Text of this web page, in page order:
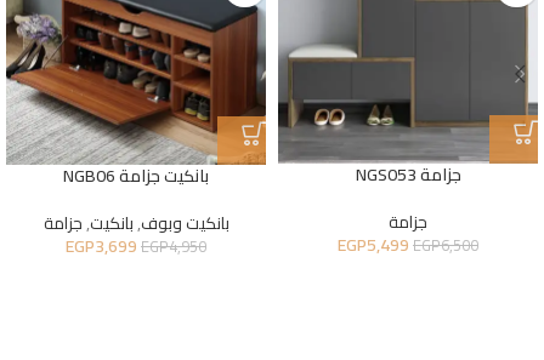
جزامة NGS053
جزامة
EGP6,500
EGP5,499
بانكيت جزامة NGB06
بانكيت وبوف,بانكيت,جزامة
EGP4,950
EGP3,699